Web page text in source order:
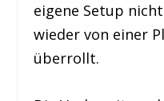
eigene Setup
wieder von einer
überrollt.